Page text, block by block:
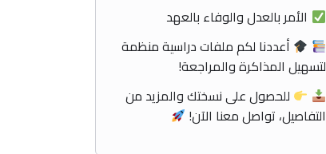
الأمر بالعدل والوفاء بالعهد
أعددنا لكم ملفات دراسية منظمة
لتسهيل المذاكرة والمراجعة!
للحصول على نسختك والمزيد من
التفاصيل، تواصل معنا الآن!